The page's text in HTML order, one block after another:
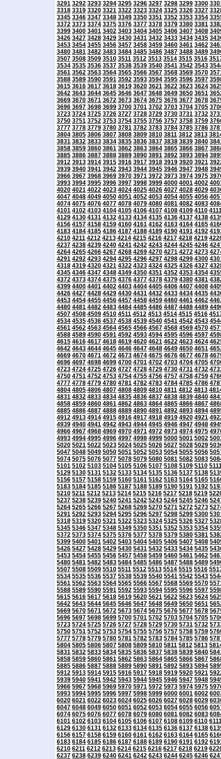
3291 3292 3293 3294 3295 3296 3297 3298 3299 3300
3318 3319 3320 3321 3322 3323 3324 3325 3326 3327
3345 3346 3347 3348 3349 3350 3351 3352 3353 3354
3372 3373 3374 3375 3376 3377 3378 3379 3380 3381
3399 3400 3401 3402 3403 3404 3405 3406 3407 3408
3426 3427 3428 3429 3430 3431 3432 3433 3434 3435
3453 3454 3455 3456 3457 3458 3459 3460 3461 3462
3480 3481 3482 3483 3484 3485 3486 3487 3488 3489
3507 3508 3509 3510 3511 3512 3513 3514 3515 3516
3534 3535 3536 3537 3538 3539 3540 3541 3542 3543
3561 3562 3563 3564 3565 3566 3567 3568 3569 3570
3588 3589 3590 3591 3592 3593 3594 3595 3596 3597
3615 3616 3617 3618 3619 3620 3621 3622 3623 3624
3642 3643 3644 3645 3646 3647 3648 3649 3650 3651
3669 3670 3671 3672 3673 3674 3675 3676 3677 3678
3696 3697 3698 3699 3700 3701 3702 3703 3704 3705
3723 3724 3725 3726 3727 3728 3729 3730 3731 3732
3750 3751 3752 3753 3754 3755 3756 3757 3758 3759
3777 3778 3779 3780 3781 3782 3783 3784 3785 3786
3804 3805 3806 3807 3808 3809 3810 3811 3812 3813
3831 3832 3833 3834 3835 3836 3837 3838 3839 3840
3858 3859 3860 3861 3862 3863 3864 3865 3866 3867
3885 3886 3887 3888 3889 3890 3891 3892 3893 3894
3912 3913 3914 3915 3916 3917 3918 3919 3920 3921
3939 3940 3941 3942 3943 3944 3945 3946 3947 3948
3966 3967 3968 3969 3970 3971 3972 3973 3974 3975
3993 3994 3995 3996 3997 3998 3999 4000 4001 4002
4020 4021 4022 4023 4024 4025 4026 4027 4028 4029
4047 4048 4049 4050 4051 4052 4053 4054 4055 4056
4074 4075 4076 4077 4078 4079 4080 4081 4082 4083
4101 4102 4103 4104 4105 4106 4107 4108 4109 4110
4129 4130 4131 4132 4133 4134 4135 4136 4137 4138
4156 4157 4158 4159 4160 4161 4162 4163 4164 4165
4183 4184 4185 4186 4187 4188 4189 4190 4191 4192
4210 4211 4212 4213 4214 4215 4216 4217 4218 4219
4237 4238 4239 4240 4241 4242 4243 4244 4245 4246
4264 4265 4266 4267 4268 4269 4270 4271 4272 4273
4291 4292 4293 4294 4295 4296 4297 4298 4299 4300
4318 4319 4320 4321 4322 4323 4324 4325 4326 4327
4345 4346 4347 4348 4349 4350 4351 4352 4353 4354
4372 4373 4374 4375 4376 4377 4378 4379 4380 4381
4399 4400 4401 4402 4403 4404 4405 4406 4407 4408
4426 4427 4428 4429 4430 4431 4432 4433 4434 4435
4453 4454 4455 4456 4457 4458 4459 4460 4461 4462
4480 4481 4482 4483 4484 4485 4486 4487 4488 4489
4507 4508 4509 4510 4511 4512 4513 4514 4515 4516
4534 4535 4536 4537 4538 4539 4540 4541 4542 4543
4561 4562 4563 4564 4565 4566 4567 4568 4569 4570
4588 4589 4590 4591 4592 4593 4594 4595 4596 4597
4615 4616 4617 4618 4619 4620 4621 4622 4623 4624
4642 4643 4644 4645 4646 4647 4648 4649 4650 4651
4669 4670 4671 4672 4673 4674 4675 4676 4677 4678
4696 4697 4698 4699 4700 4701 4702 4703 4704 4705
4723 4724 4725 4726 4727 4728 4729 4730 4731 4732
4750 4751 4752 4753 4754 4755 4756 4757 4758 4759
4777 4778 4779 4780 4781 4782 4783 4784 4785 4786
4804 4805 4806 4807 4808 4809 4810 4811 4812 4813
4831 4832 4833 4834 4835 4836 4837 4838 4839 4840
4858 4859 4860 4861 4862 4863 4864 4865 4866 4867
4885 4886 4887 4888 4889 4890 4891 4892 4893 4894
4912 4913 4914 4915 4916 4917 4918 4919 4920 4921
4939 4940 4941 4942 4943 4944 4945 4946 4947 4948
4966 4967 4968 4969 4970 4971 4972 4973 4974 4975
4993 4994 4995 4996 4997 4998 4999 5000 5001 5002
5020 5021 5022 5023 5024 5025 5026 5027 5028 5029
5047 5048 5049 5050 5051 5052 5053 5054 5055 5056
5074 5075 5076 5077 5078 5079 5080 5081 5082 5083
5101 5102 5103 5104 5105 5106 5107 5108 5109 5110
5129 5130 5131 5132 5133 5134 5135 5136 5137 5138
5156 5157 5158 5159 5160 5161 5162 5163 5164 5165
5183 5184 5185 5186 5187 5188 5189 5190 5191 5192
5210 5211 5212 5213 5214 5215 5216 5217 5218 5219
5237 5238 5239 5240 5241 5242 5243 5244 5245 5246
5264 5265 5266 5267 5268 5269 5270 5271 5272 5273
5291 5292 5293 5294 5295 5296 5297 5298 5299 5300
5318 5319 5320 5321 5322 5323 5324 5325 5326 5327
5345 5346 5347 5348 5349 5350 5351 5352 5353 5354
5372 5373 5374 5375 5376 5377 5378 5379 5380 5381
5399 5400 5401 5402 5403 5404 5405 5406 5407 5408
5426 5427 5428 5429 5430 5431 5432 5433 5434 5435
5453 5454 5455 5456 5457 5458 5459 5460 5461 5462
5480 5481 5482 5483 5484 5485 5486 5487 5488 5489
5507 5508 5509 5510 5511 5512 5513 5514 5515 5516
5534 5535 5536 5537 5538 5539 5540 5541 5542 5543
5561 5562 5563 5564 5565 5566 5567 5568 5569 5570
5588 5589 5590 5591 5592 5593 5594 5595 5596 5597
5615 5616 5617 5618 5619 5620 5621 5622 5623 5624
5642 5643 5644 5645 5646 5647 5648 5649 5650 5651
5669 5670 5671 5672 5673 5674 5675 5676 5677 5678
5696 5697 5698 5699 5700 5701 5702 5703 5704 5705
5723 5724 5725 5726 5727 5728 5729 5730 5731 5732
5750 5751 5752 5753 5754 5755 5756 5757 5758 5759
5777 5778 5779 5780 5781 5782 5783 5784 5785 5786
5804 5805 5806 5807 5808 5809 5810 5811 5812 5813
5831 5832 5833 5834 5835 5836 5837 5838 5839 5840
5858 5859 5860 5861 5862 5863 5864 5865 5866 5867
5885 5886 5887 5888 5889 5890 5891 5892 5893 5894
5912 5913 5914 5915 5916 5917 5918 5919 5920 5921
5939 5940 5941 5942 5943 5944 5945 5946 5947 5948
5966 5967 5968 5969 5970 5971 5972 5973 5974 5975
5993 5994 5995 5996 5997 5998 5999 6000 6001 6002
6020 6021 6022 6023 6024 6025 6026 6027 6028 6029
6047 6048 6049 6050 6051 6052 6053 6054 6055 6056
6074 6075 6076 6077 6078 6079 6080 6081 6082 6083
6101 6102 6103 6104 6105 6106 6107 6108 6109 6110
6129 6130 6131 6132 6133 6134 6135 6136 6137 6138
6156 6157 6158 6159 6160 6161 6162 6163 6164 6165
6183 6184 6185 6186 6187 6188 6189 6190 6191 6192
6210 6211 6212 6213 6214 6215 6216 6217 6218 6219
6237 6238 6239 6240 6241 6242 6243 6244 6245 6246